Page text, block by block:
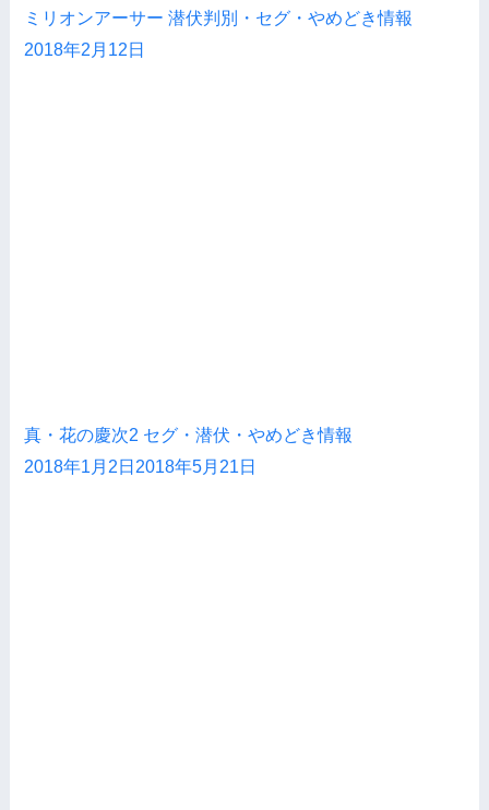
ミリオンアーサー 潜伏判別・セグ・やめどき情報
2018年2月12日
真・花の慶次2 セグ・潜伏・やめどき情報
2018年1月2日 2018年5月21日